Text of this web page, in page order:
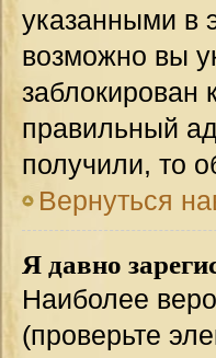
указанными в
возможно вы
заблокирован
правильный
получили, то
Вернуться
Я давно
Наиболее
(проверьте